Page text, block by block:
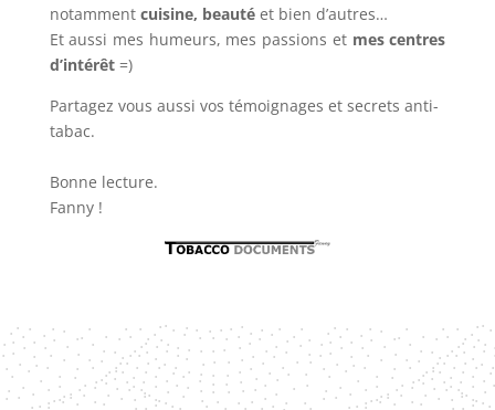
notamment cuisine, beautéet bien d’autres…
Et aussi mes humeurs, mes passions et mes centres
d’intérêt=)
Partagez vous aussi vos témoignages et secrets anti-
tabac.
Bonne lecture.
Fanny !